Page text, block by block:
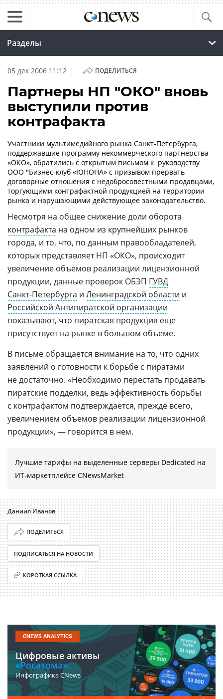
Разделы
05 дек 2006 11:12 | ПОДЕЛИТЬСЯ
Партнеры НП "ОКО" вновь
выступили против
контрафакта
Участники мультимедийного рынка Санкт-Петербурга,
поддержавшие программу некоммерческого партнерства
«ОКО», обратились с открытым письмом к руководству
ООО "Бизнес-клуб «ЮНОНА» с призывом прервать
договорные отношения с недобросовестными продавцами,
торгующими контрафактной продукцией на территории
рынка и нарушающими действующее законодательство.
Несмотря на общее снижение доли оборота
контрафакта на одном из крупнейших рынков
города, и то, что, по данным правообладателей,
которых представляет НП «ОКО», происходит
увеличение объемов реализации лицензионной
продукции, данные проверок ОБЭП ГУВД
Санкт-Петербурга и Ленинградской области и
Российской Антипиратской организации
показывают, что пиратская продукция еще
присутствует на рынке в большом объеме.
В письме обращается внимание на то, что одних
заявлений о готовности к борьбе с пиратами
не достаточно. «Необходимо перестать продавать
пиратские подделки, ведь эффективность борьбы
с контрафактом подтверждается, прежде всего,
увеличением объемов реализации лицензионной
продукции», — говорится в нем.
Лучшие тарифы на выделенные серверы Dedicated на
ИТ-маркетплейсе CNewsMarket
Даниил Иванов
ПОДЕЛИТЬСЯ
ПОДПИСАТЬСЯ НА НОВОСТИ
КОРОТКАЯ ССЫЛКА
CNEWS ANALYTICS
Цифровые активы
«Росатома».
Инфографика CNews